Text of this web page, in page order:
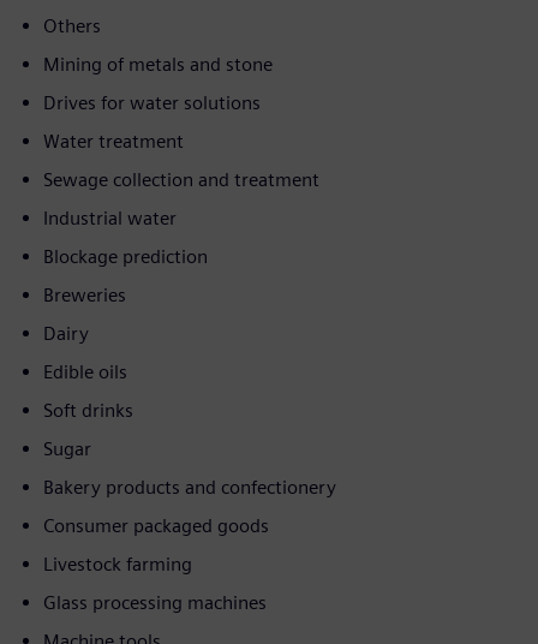
Others
Mining of metals and stone
Drives for water solutions
Water treatment
Sewage collection and treatment
Industrial water
Blockage prediction
Breweries
Dairy
Edible oils
Soft drinks
Sugar
Bakery products and confectionery
Consumer packaged goods
Livestock farming
Glass processing machines